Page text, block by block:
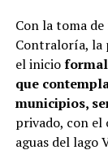
Con la toma
Contraloría, la
el inicio
que
municipios,
privado, con el
aguas del lago